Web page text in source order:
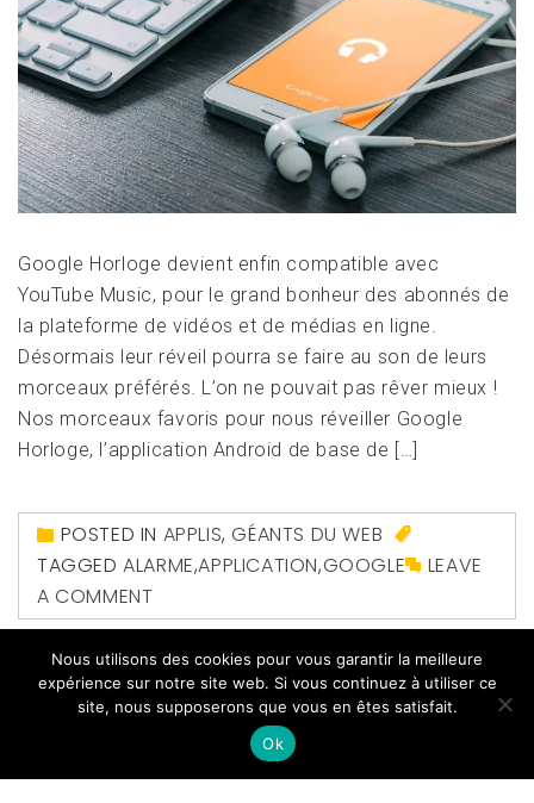
Google Horloge devient enfin compatible avec
YouTube Music, pour le grand bonheur des abonnés de
la plateforme de vidéos et de médias en ligne.
Désormais leur réveil pourra se faire au son de leurs
morceaux préférés. L’on ne pouvait pas rêver mieux !
Nos morceaux favoris pour nous réveiller Google
Horloge, l’application Android de base de […]
POSTED IN APPLIS,GÉANTS DU WEB
TAGGEDALARME,APPLICATION,GOOGLE
LEAVE
A COMMENT
Nous utilisons des cookies pour vous garantir la meilleure
expérience sur notre site web. Si vous continuez à utiliser ce
site, nous supposerons que vous en êtes satisfait.
Ok